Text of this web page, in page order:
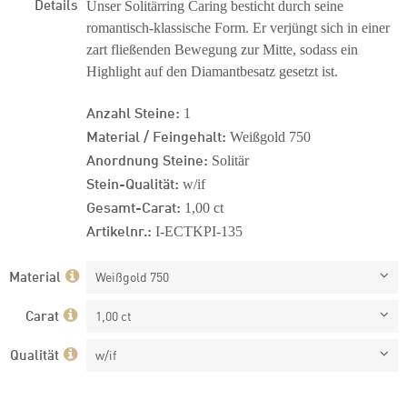
Unser Solitärring Caring besticht durch seine
romantisch-klassische Form. Er verjüngt sich in einer
zart fließenden Bewegung zur Mitte, sodass ein
Highlight auf den Diamantbesatz gesetzt ist.
Anzahl Steine: 1
Material / Feingehalt: Weißgold 750
Anordnung Steine: Solitär
Stein-Qualität: w/if
Gesamt-Carat: 1,00 ct
Artikelnr.: I-ECTKPI-135
Material Weißgold 750
Carat 1,00 ct
Qualität w/if